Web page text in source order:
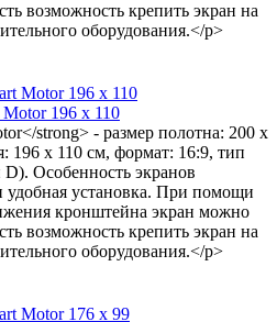
возможность крепить экран на
оборудования.</p>
196 x 110
strong> - размер полотна: 200 х
196 x 110 см, формат: 16:9, тип
Особенность экранов
удобная установка. При помощи
кронштейна экран можно
возможность крепить экран на
оборудования.</p>